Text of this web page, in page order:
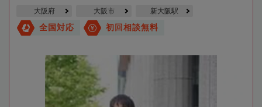
大阪府 大阪市 新大阪駅
全国対応 初回相談無料